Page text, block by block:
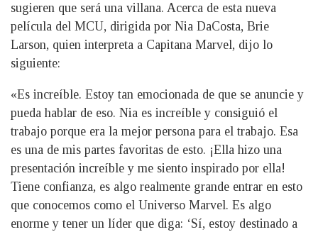
sugieren que será una villana. Acerca de esta nueva
película del MCU, dirigida por Nia DaCosta, Brie
Larson, quien interpreta a Capitana Marvel, dijo lo
siguiente:
«Es increíble. Estoy tan emocionada de que se anuncie y
pueda hablar de eso. Nia es increíble y consiguió el
trabajo porque era la mejor persona para el trabajo. Esa
es una de mis partes favoritas de esto. ¡Ella hizo una
presentación increíble y me siento inspirado por ella!
Tiene confianza, es algo realmente grande entrar en esto
que conocemos como el Universo Marvel. Es algo
enorme y tener un líder que diga: ‘Sí, estoy destinado a